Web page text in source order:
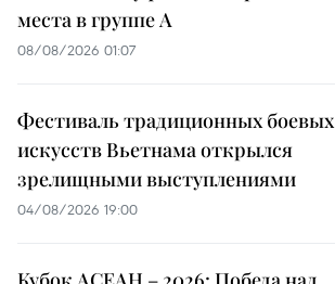
места в группе A
08/08/2026 01:07
Фестиваль традиционных боевых
искусств Вьетнама открылся
зрелищными выступлениями
04/08/2026 19:00